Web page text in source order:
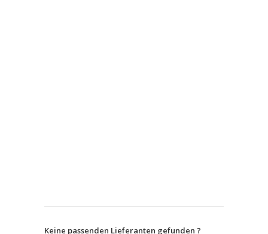
Keine passenden Lieferanten gefunden ?